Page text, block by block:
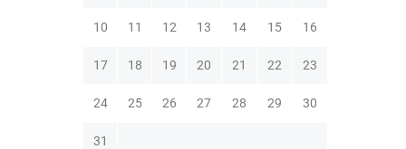
10 11 12 13 14 15 16
17 18 19 20 21 22 23
24 25 26 27 28 29 30
31